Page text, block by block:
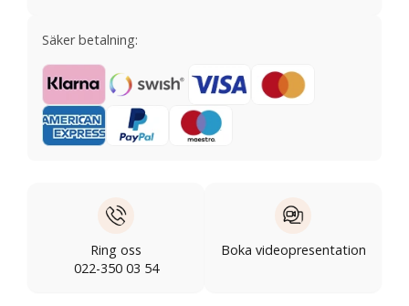
Säker betalning:
Ring oss
022-350 03 54
Boka videopresentation